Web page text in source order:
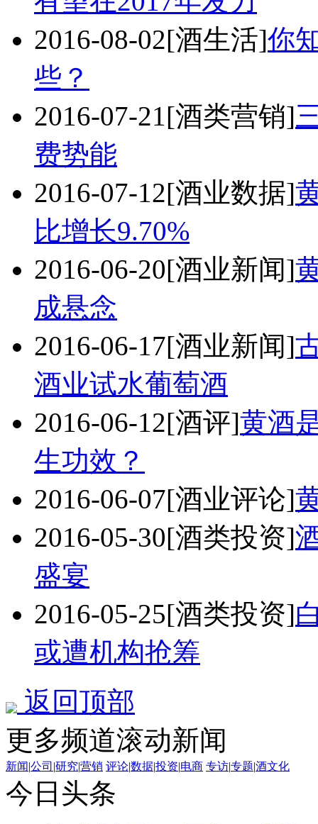
2016-08-02[酒生活]你
些？
2016-07-21[酒类营销]
费势能
2016-07-12[酒业数据]
比增长9.70%
2016-06-20[酒业新闻]
成悬念
2016-06-17[酒业新闻]
酒业试水葡萄酒
2016-06-12[酒评]黄酒
生功效？
2016-06-07[酒业评论]
2016-05-30[酒类投资]
盛宴
2016-05-25[酒类投资]
或遭机构抢筹
返回顶部
更多频道滚动新闻
新闻|公司 |研究|营销 评论|数据|投资|电商 专访|专题|酒文化
今日头条